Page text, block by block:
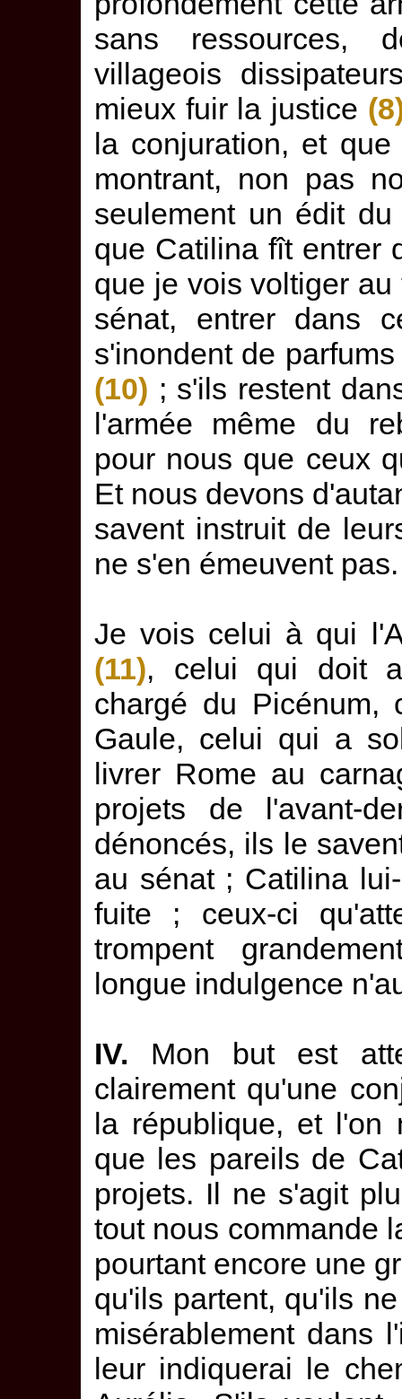
sans ressources,
villageois
mieux fuir la justice
la conjuration, et
montrant, non pas
seulement un édit
que Catilina fît entrer
que je vois voltiger
sénat, entrer dans
s'inondent de
(10) ; s'ils restent
l'armée même du
pour nous que ceux
Et nous devons
savent instruit de
ne s'en émeuvent pas.
Je vois celui à qui
(11), celui qui doit
chargé du
Gaule, celui qui a
livrer Rome au
projets de l'avant-
dénoncés, ils le
au sénat ; Catilina
fuite ; ceux-ci
trompent
longue indulgence
IV. Mon but est
clairement qu'une
la république, et l'on
que les pareils de
projets. Il ne s'agit
tout nous commande
pourtant encore une
qu'ils partent, qu'ils
misérablement dans
leur indiquerai le